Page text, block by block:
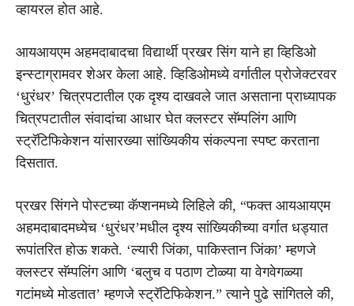
व्हायरल होत आहे.
आयआयएम अहमदाबादचा विद्यार्थी प्रखर सिंग याने हा व्हिडिओ
इन्स्टाग्रामवर शेअर केला आहे. व्हिडिओमध्ये वर्गातील प्रोजेक्टरवर
‘धुरंधर’ चित्रपटातील एक दृश्य दाखवले जात असताना प्राध्यापक
चित्रपटातील संवादांचा आधार घेत क्लस्टर सॅम्पलिंग आणि
स्ट्रॅटिफिकेशन यांसारख्या सांख्यिकीय संकल्पना स्पष्ट करताना
दिसतात.
प्रखर सिंगने पोस्टच्या कॅप्शनमध्ये लिहिले की, “फक्त आयआयएम
अहमदाबादमध्येच ‘धुरंधर’मधील दृश्य सांख्यिकीच्या वर्गात धड्यात
रूपांतरित होऊ शकते. ‘ल्यारी जिंका, पाकिस्तान जिंका’ म्हणजे
क्लस्टर सॅम्पलिंग आणि ‘बलुच व पठाण टोळ्या या वेगवेगळ्या
गटांमध्ये मोडतात’ म्हणजे स्ट्रॅटिफिकेशन.” त्याने पुढे सांगितले की,